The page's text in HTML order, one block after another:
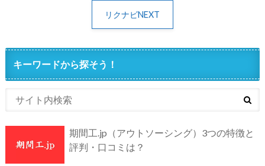
リクナビNEXT
キーワードから探そう！
期間工.jp（アウトソーシング）3つの特徴と
評判・口コミは？